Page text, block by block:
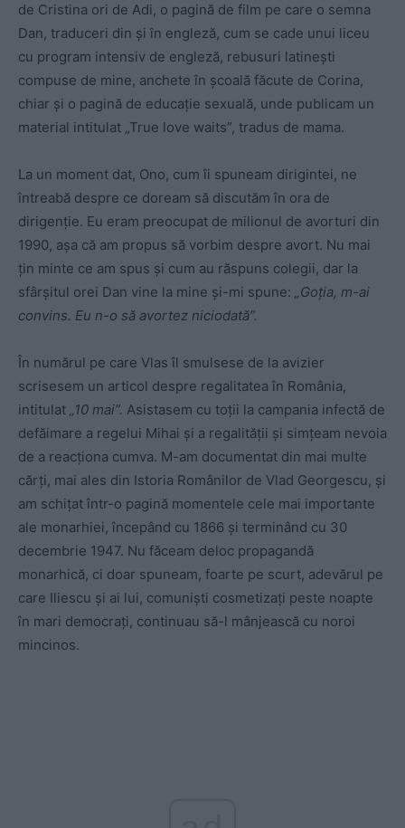
de Cristina ori de Adi, o pagină de film pe care o semna
Dan, traduceri din şi în engleză, cum se cade unui liceu
cu program intensiv de engleză, rebusuri latineşti
compuse de mine, anchete în şcoală făcute de Corina,
chiar şi o pagină de educaţie sexuală, unde publicam un
material intitulat „True love waits”, tradus de mama.
La un moment dat, Ono, cum îi spuneam dirigintei, ne
întreabă despre ce doream să discutăm în ora de
dirigenţie. Eu eram preocupat de milionul de avorturi din
1990, aşa că am propus să vorbim despre avort. Nu mai
ţin minte ce am spus şi cum au răspuns colegii, dar la
sfârşitul orei Dan vine la mine şi-mi spune: „Goţia, m-ai
convins. Eu n-o să avortez niciodată”.
În numărul pe care Vlas îl smulsese de la avizier
scrisesem un articol despre regalitatea în România,
intitulat „10 mai”. Asistasem cu toţii la campania infectă de
defăimare a regelui Mihai şi a regalităţii şi simţeam nevoia
de a reacţiona cumva. M-am documentat din mai multe
cărţi, mai ales din Istoria Românilor de Vlad Georgescu, şi
am schiţat într-o pagină momentele cele mai importante
ale monarhiei, începând cu 1866 şi terminând cu 30
decembrie 1947. Nu făceam deloc propagandă
monarhică, ci doar spuneam, foarte pe scurt, adevărul pe
care Iliescu şi ai lui, comunişti cosmetizaţi peste noapte
în mari democraţi, continuau să-l mânjească cu noroi
mincinos.